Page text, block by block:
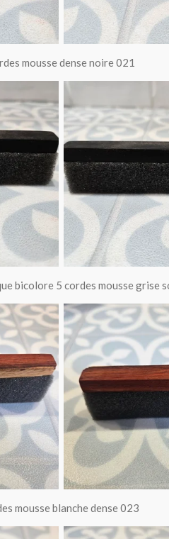
mousse dense noire 021
bicolore 5 cordes mousse grise
mousse blanche dense 023